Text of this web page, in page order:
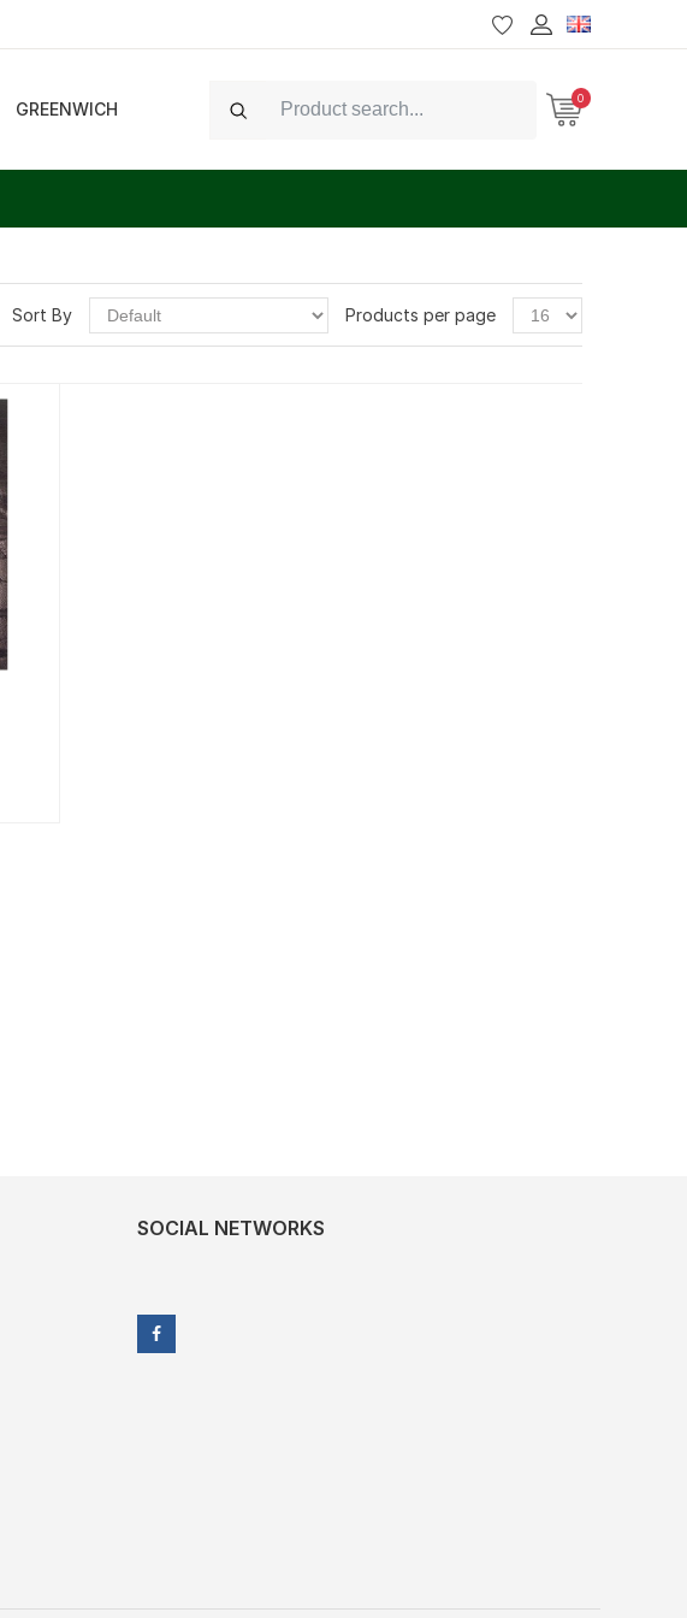
GREENWICH
Search
0
Sort By Products per page
SOCIAL NETWORKS